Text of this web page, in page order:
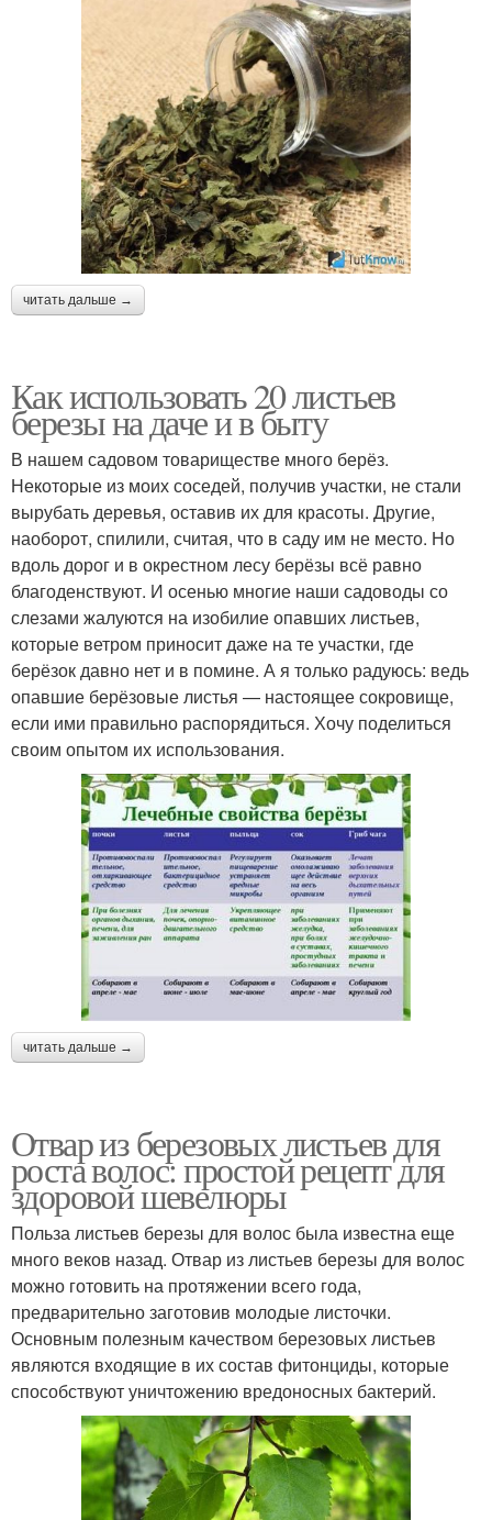
читать дальше →
Как использовать 20 листьев
березы на даче и в быту
В нашем садовом товариществе много берёз.
Некоторые из моих соседей, получив участки, не стали
вырубать деревья, оставив их для красоты. Другие,
наоборот, спилили, считая, что в саду им не место. Но
вдоль дорог и в окрестном лесу берёзы всё равно
благоденствуют. И осенью многие наши садоводы со
слезами жалуются на изобилие опавших листьев,
которые ветром приносит даже на те участки, где
берёзок давно нет и в помине. А я только радуюсь: ведь
опавшие берёзовые листья — настоящее сокровище,
если ими правильно распорядиться. Хочу поделиться
своим опытом их использования.
читать дальше →
Отвар из березовых листьев для
роста волос: простой рецепт для
здоровой шевелюры
Польза листьев березы для волос была известна еще
много веков назад. Отвар из листьев березы для волос
можно готовить на протяжении всего года,
предварительно заготовив молодые листочки.
Основным полезным качеством березовых листьев
являются входящие в их состав фитонциды, которые
способствуют уничтожению вредоносных бактерий.